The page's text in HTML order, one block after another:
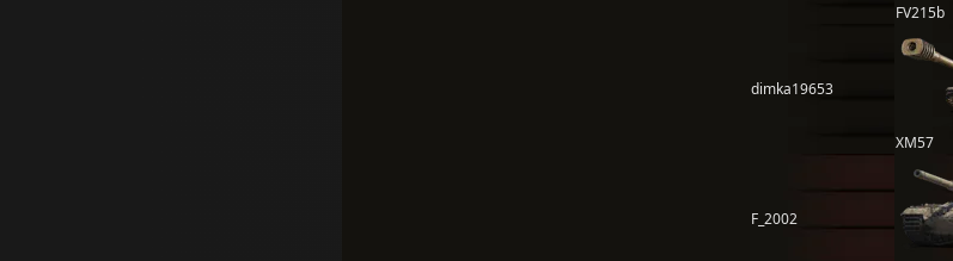
FV215b
dimka19653
XM57
F_2002